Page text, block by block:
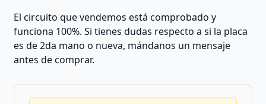
El circuito que vendemos está comprobado y
funciona 100%. Si tienes dudas respecto a si la placa
es de 2da mano o nueva, mándanos un mensaje
antes de comprar.